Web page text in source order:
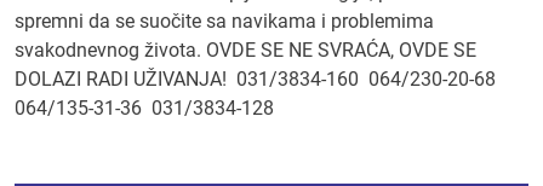
spremni da se suočite sa navikama i problemima
svakodnevnog života. OVDE SE NE SVRAĆA, OVDE SE
DOLAZI RADI UŽIVANJA! 031/3834-160 064/230-20-68
064/135-31-36 031/3834-128